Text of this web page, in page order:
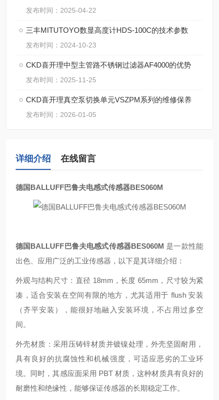
发布时间：2025-04-22
三丰MITUTOYO数显高度计HDS-100C的技术参数
发布时间：2024-10-23
CKD喜开理中型主管路不锈钢过滤器AF4000的优势
发布时间：2025-11-25
CKD喜开理真空泵切换单元VSZPM系列的维修保养
发布时间：2026-01-05
详细介绍 在线留言
德国BALLUFF巴鲁夫电感式传感器BES060M
德国BALLUFF巴鲁夫电感式传感器BES060M 是一款性能
出色、应用广泛的工业传感器，以下是其详细介绍：
外观与结构尺寸：直径 18mm，长度 65mm，尺寸较为紧
凑，适合安装在空间有限的地方，尤其适用于 flush 安装
（齐平安装），能很好地融入安装环境，不占用过多空
间。
外壳材质：采用压铸锌材质并镀镍处理，外壳坚固耐用，
具有良好的抗腐蚀性和机械强度，可适应恶劣的工业环
境。同时，其感应面采用 PBT 材质，这种材质具有良好的
耐磨性和绝缘性，能够保证传感器的长期稳定工作。